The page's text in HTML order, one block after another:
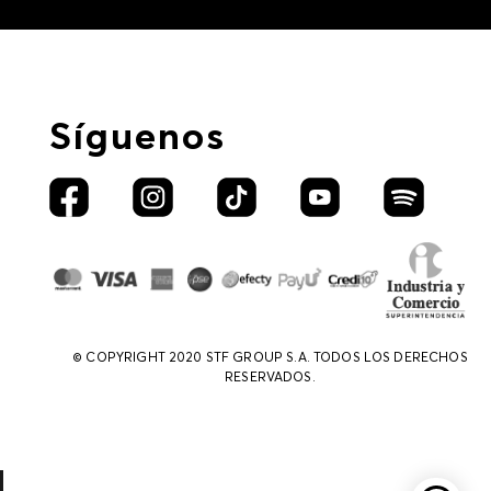
Síguenos
© COPYRIGHT 2020 STF GROUP S.A. TODOS LOS DERECHOS
RESERVADOS.